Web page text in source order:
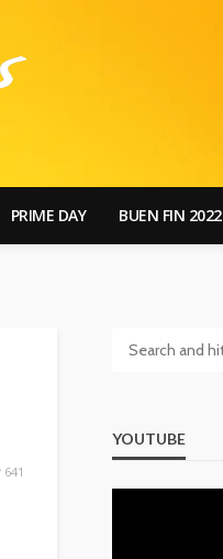
PRIME DAY BUEN FIN 2022
641
YOUTUBE